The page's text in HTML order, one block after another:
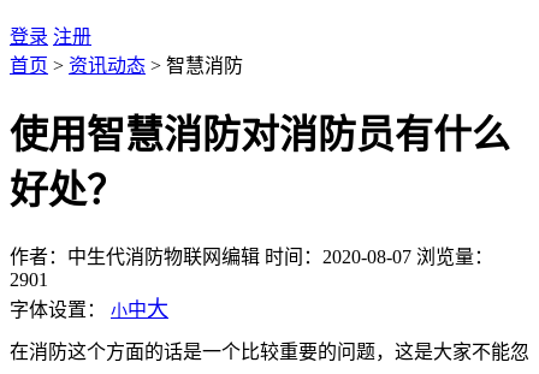
登录 注册
首页 > 资讯动态 > 智慧消防
使用智慧消防对消防员有什么
好处？
作者：中生代消防物联网编辑 时间：2020-08-07 浏览量：
2901
字体设置： 小中大
在消防这个方面的话是一个比较重要的问题，这是大家不能忽